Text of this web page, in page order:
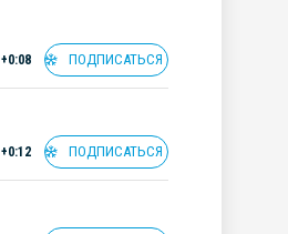
+0:08 ПОДПИСАТЬСЯ
+0:12 ПОДПИСАТЬСЯ